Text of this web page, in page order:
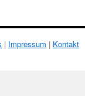
| Impressum | Kontakt